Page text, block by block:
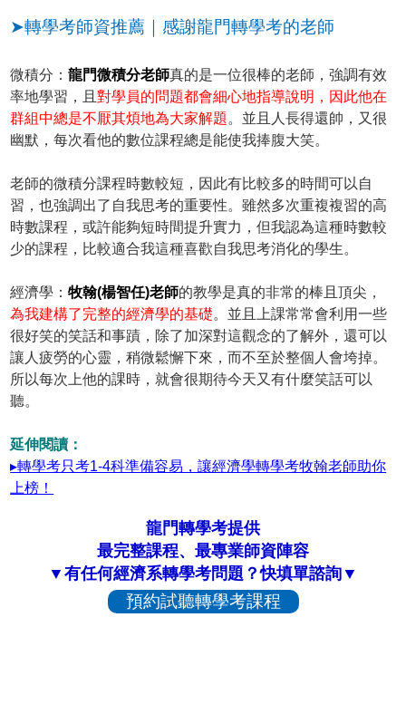
➤轉學考師資推薦｜感謝龍門轉學考的老師
微積分：龍門微積分老師真的是一位很棒的老師，強調有效
率地學習，且對學員的問題都會細心地指導說明，因此他在
群組中總是不厭其煩地為大家解題 。並且人長得還帥，又很
幽默，每次看他的數位課程總是能使我捧腹大笑。
老師的微積分課程時數較短，因此有比較多的時間可以自
習，也強調出了自我思考的重要性。雖然多次重複複習的高
時數課程，或許能夠短時間提升實力，但我認為這種時數較
少的課程，比較適合我這種喜歡自我思考消化的學生。
經濟學：牧翰(楊智任)老師的教學是真的非常的棒且頂尖，
為我建構了完整的經濟學的基礎。並且上課常常會利用一些
很好笑的笑話和事蹟，除了加深對這觀念的了解外，還可以
讓人疲勞的心靈，稍微鬆懈下來，而不至於整個人會垮掉。
所以每次上他的課時，就會很期待今天又有什麼笑話可以
聽。
延伸閱讀：
▸轉學考只考1-4科準備容易，讓經濟學轉學考牧翰老師助你
上榜！
龍門轉學考提供
最完整課程、最專業師資陣容
▼有任何經濟系轉學考問題？快填單諮詢▼
預約試聽轉學考課程